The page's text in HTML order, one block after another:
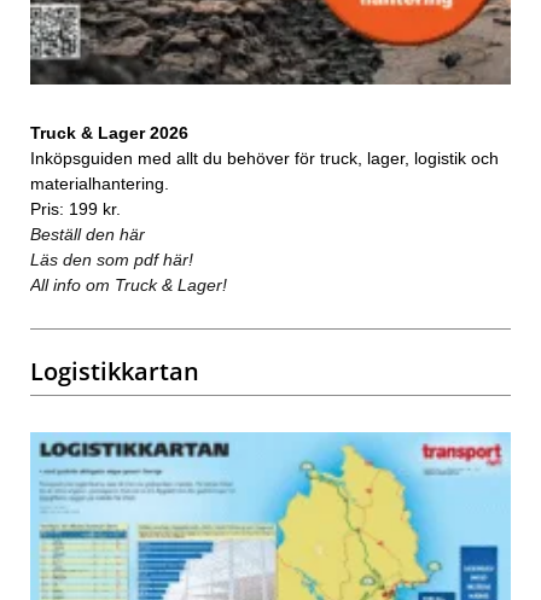
Truck & Lager 2026
Inköpsguiden med allt du behöver för truck, lager, logistik och
materialhantering.
Pris: 199 kr.
Beställ den här
Läs den som pdf här!
All info om Truck & Lager!
Logistikkartan